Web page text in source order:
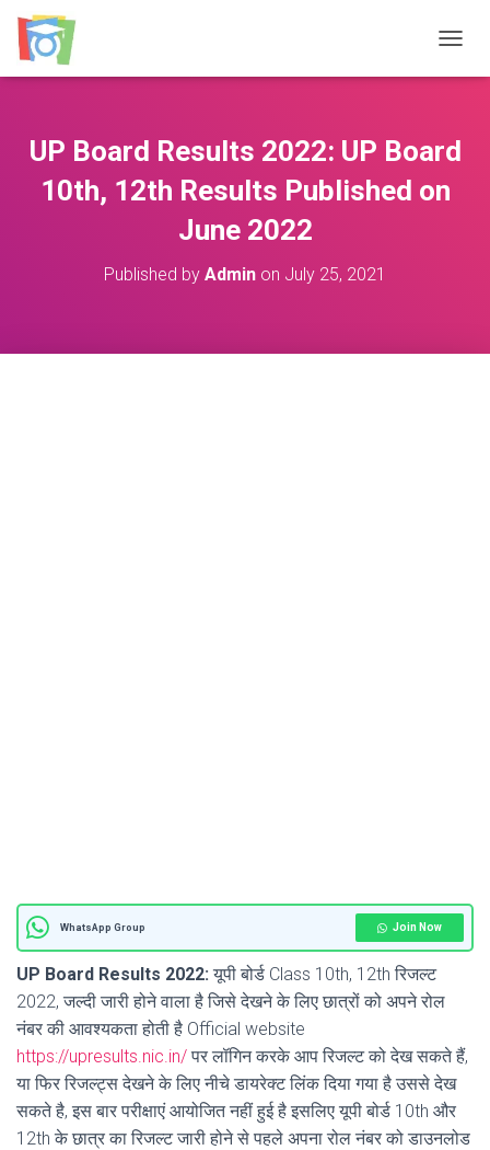
UP Board Results 2022: UP Board
10th, 12th Results Published on
June 2022
Published by Admin on July 25, 2021
WhatsApp Group Join Now
UP Board Results 2022: यूपी बोर्ड Class 10th, 12th रिजल्ट
2022, जल्दी जारी होने वाला है जिसे देखने के लिए छात्रों को अपने रोल
नंबर की आवश्यकता होती है Official website
https://upresults.nic.in/पर लॉगिन करके आप रिजल्ट को देख सकते हैं,
या फिर रिजल्ट्स देखने के लिए नीचे डायरेक्ट लिंक दिया गया है उससे देख
सकते है, इस बार परीक्षाएं आयोजित नहीं हुई है इसलिए यूपी बोर्ड 10th और
12th के छात्र का रिजल्ट जारी होने से पहले अपना रोल नंबर को डाउनलोड